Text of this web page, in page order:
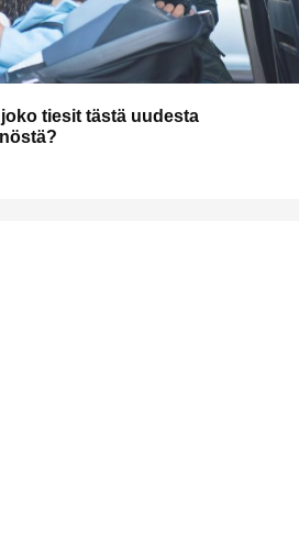
tiesit tästä uudesta